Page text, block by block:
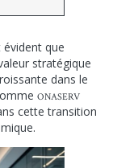
que
stratégique
dans le
ONASERV
cette transition